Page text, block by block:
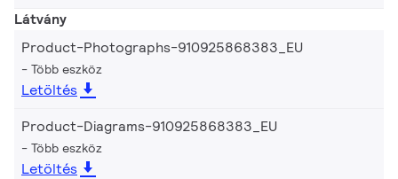
Látvány
Product-Photographs-910925868383_EU
Több eszköz
Letöltés
Product-Diagrams-910925868383_EU
Több eszköz
Letöltés